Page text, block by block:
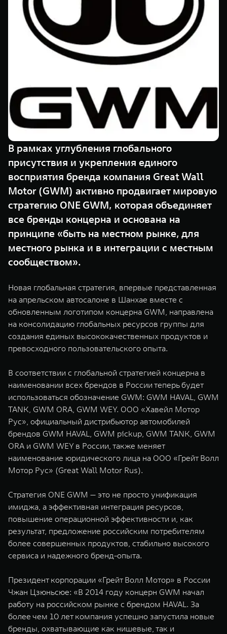
TANK 500
Веди за собой
от 6 499 000 ₽
TANK 700
Сила
от 10 199
WEY 07
Расширяя границы комфорта
от 6 149 000 ₽
WEY 05
Эстетика
WEY 80
Масштаб возможностей
от 6 449 000 ₽
WEY 80
Масштаб
от 8 099
TANK Финансы
Корпоративным клиентам
TANK ФИНАНСЫ
TANK Лизинг
TANK Страхование
Сервис
Специальные предложения
Моторные масла
Цифровые сервисы TANK
Подписки
В рамках углубления глобального
присутствия и укрепления единого
восприятия бренда компания Great Wall
Motor (GWM) активно продвигает мировую
стратегию ONE GWM, которая объединяет
все бренды концерна и основана на
принципе «быть на местном рынке, для
местного рынка и в интеграции с местным
сообществом».
Новая глобальная стратегия, впервые представленная
на апрельском автосалоне в Шанхае вместе с
обновленным логотипом концерна GWM, направлена
на консолидацию глобальных ресурсов группы для
создания единых высококачественных продуктов и
превосходного пользовательского опыта.
В соответствии с глобальной стратегией концерна в
наименовании всех брендов в России теперь будет
использоваться обозначение GWM: GWM HAVAL, GWM
TANK, GWM ORA, GWM WEY. ООО «Хавейл Мотор
Рус», официальный дистрибьютор автомобилей
брендов GWM HAVAL, GWM pickup, GWM TANK, GWM
ORA и GWM WEY в России, также меняет
наименование юридического лица на ООО «Грейт Волл
Мотор Рус» (Great Wall Motor Rus).
Стратегия ONE GWM — это не просто унификация
имиджа, а эффективная интеграция ресурсов,
повышение операционной эффективности и, как
результат, предложение российским потребителям
более совершенных продуктов, стабильно высокого
сервиса и надежного бренд-опыта.
Президент корпорации «Грейт Волл Мотор» в России
Чжан Цзюньсюе: «В 2014 году концерн GWM начал
работу на российском рынке с брендом HAVAL. За
более чем 10 лет компания успешно запустила новые
бренды, охватывающие как нишевые, так и